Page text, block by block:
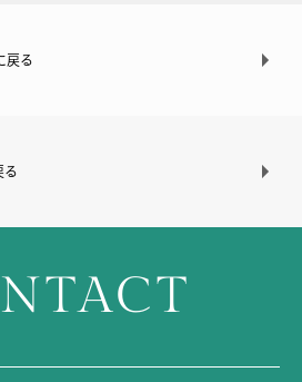
戻る
る